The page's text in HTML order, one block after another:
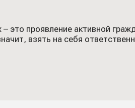
это проявление активной
взять на себя